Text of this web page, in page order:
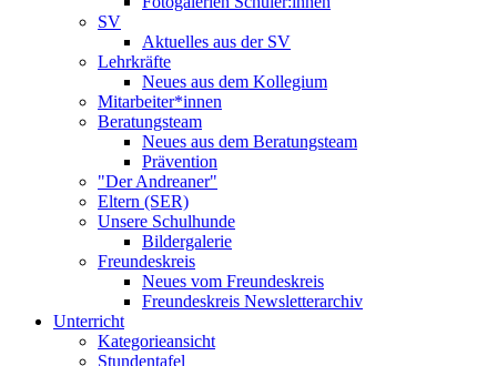
SV
Aktuelles aus der SV
Lehrkräfte
Neues aus dem Kollegium
Mitarbeiter*innen
Beratungsteam
Neues aus dem Beratungsteam
Prävention
"Der Andreaner"
Eltern (SER)
Unsere Schulhunde
Bildergalerie
Freundeskreis
Neues vom Freundeskreis
Freundeskreis Newsletterarchiv
Unterricht
Kategorieansicht
Stundentafel